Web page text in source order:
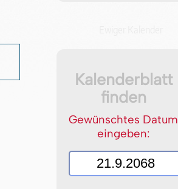
Kalenderblatt
finden
Gewünschtes Datum
eingeben: